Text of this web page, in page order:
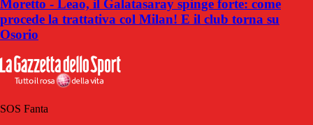
Moretto - Leao, il Galatasaray spinge forte: come
procede la trattativa col Milan! E il club torna su
Osorio
SOS Fanta